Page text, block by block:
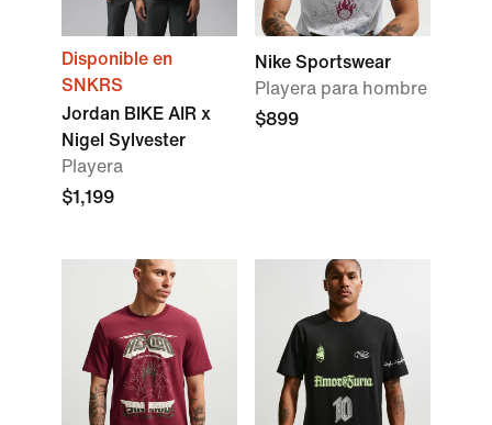
Disponible en
SNKRS
Jordan BIKE AIR x
Nigel Sylvester
Playera
$1,199
Nike Sportswear
Playera para hombre
$899